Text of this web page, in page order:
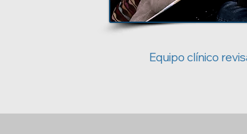
Equipo clínico